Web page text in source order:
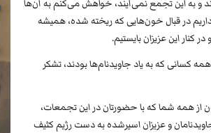
و به این تجمع نمی‌آیند، خواهش می‌کنم به آن‌ها
در قبال خون‌هایی که ریخته شده، همیشه
کنار این عزیزان بایستیم.
کسانی که به یاد جاویدنام‌ها بودند، تشکر
از همه شما که با حضورتان در این تجمعات،
و عزیزان اسیرشده به دست رژیم کثیف